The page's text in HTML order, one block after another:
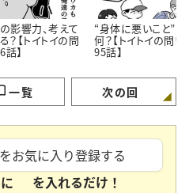
影響力、考えて
？【トイトイの問
】
“身体に悪いこと”っ
何？【トイトイの問い
95話】
一覧 次の回
をお気に入り登録する
を入れるだけ！